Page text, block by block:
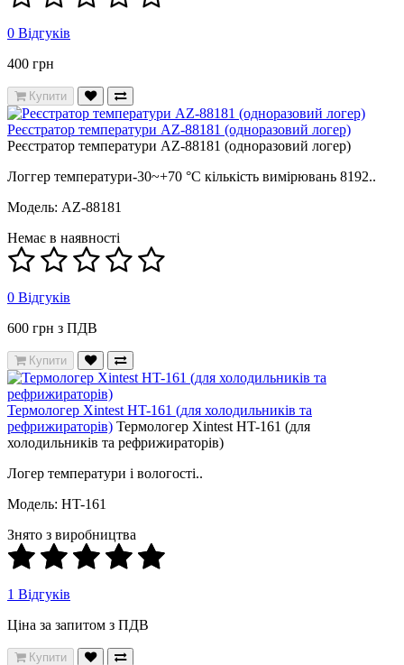
0 Відгуків
400 грн
Купити
Реєстратор температури AZ-88181 (одноразовий логер)
Реєстратор температури AZ-88181 (одноразовий логер)
Логгер температури-30~+70 °С кількість вимірювань 8192..
Модель: AZ-88181
Немає в наявності
0 Відгуків
600 грн з ПДВ
Купити
Термологер Xintest HT-161 (для холодильників та
рефрижираторів) Термологер Xintest HT-161 (для
холодильників та рефрижираторів)
Логер температури і вологості..
Модель: HT-161
Знято з виробництва
1 Відгуків
Ціна за запитом з ПДВ
Купити